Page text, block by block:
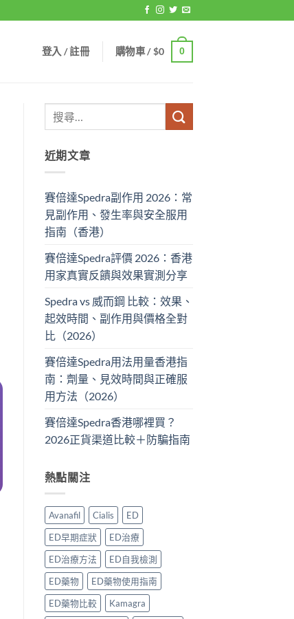
登入 / 註冊 購物車 /$0 0
近期文章
賽倍達Spedra副作用 2026：常
見副作用、發生率與安全服用
指南（香港）
賽倍達Spedra評價 2026：香港
用家真實反饋與效果實測分享
Spedra vs 威而鋼 比較：效果、
起效時間、副作用與價格全對
比（2026）
賽倍達Spedra用法用量香港指
南：劑量、見效時間與正確服
用方法（2026）
賽倍達Spedra香港哪裡買？
2026正貨渠道比較＋防騙指南
熱點關注
Avanafil Cialis
ED
ED早期症狀
ED治療
ED治療方法
ED自我檢測
ED藥物
ED藥物使用指南
ED藥物比較
Kamagra